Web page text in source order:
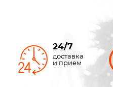
24/7
доставка
и прием